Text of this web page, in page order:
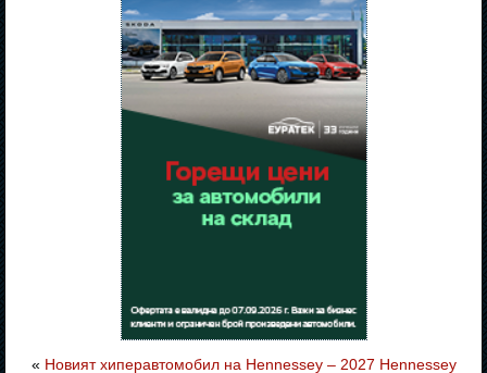
« Новият хиперавтомобил на Hennessey – 2027 Hennessey